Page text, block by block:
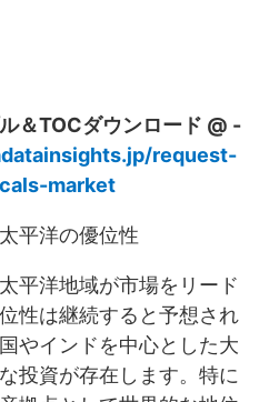
＆TOCダウンロード @ -
request-
market
平洋の優位性
平洋地域が市場をリード
性は継続すると予想され
やインドを中心とした大
投資が存在します。特に